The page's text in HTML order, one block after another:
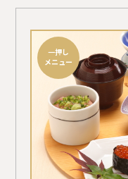
一押し
メニュー